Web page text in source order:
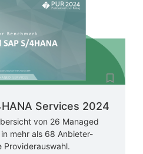
Services 2024
von 26 Managed
mehr als 68 Anbieter-
Providerauswahl.